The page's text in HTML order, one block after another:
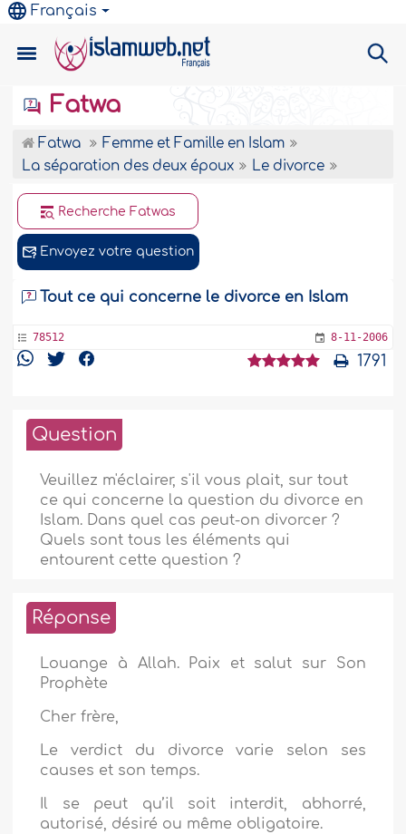
Français
Fatwa
Fatwa
Femme et Famille en Islam
La séparation des deux époux
Le divorce
Recherche Fatwas
Envoyez votre question
Tout ce qui concerne le divorce en Islam
78512 8-11-2006
1791
Question
Veuillez m'éclairer, s'il vous plait, sur tout
ce qui concerne la question du divorce en
Islam. Dans quel cas peut-on divorcer ?
Quels sont tous les éléments qui
entourent cette question ?
Réponse
Louange à Allah. Paix et salut sur Son
Prophète
Cher frère,
Le verdict du divorce varie selon ses
causes et son temps.
Il se peut qu’il soit interdit, abhorré,
autorisé, désiré ou même obligatoire.